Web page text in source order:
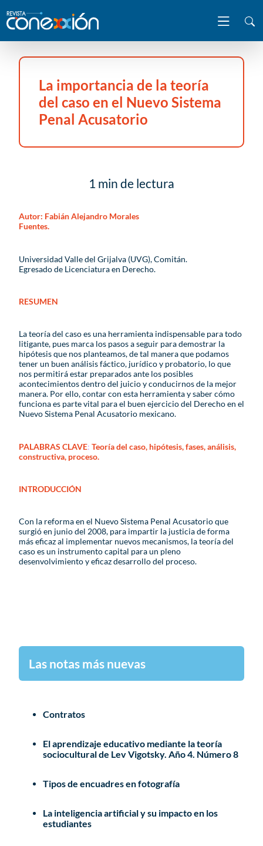
La importancia de la teoría
del caso en el Nuevo Sistema
Penal Acusatorio
1 min de lectura
Autor: Fabián Alejandro Morales
Fuentes.
Universidad Valle del Grijalva (UVG), Comitán.
Egresado de Licenciatura en Derecho.
RESUMEN
La teoría del caso es una herramienta indispensable para todo
litigante, pues marca los pasos a seguir para demostrar la
hipótesis que nos planteamos, de tal manera que podamos
tener un buen análisis fáctico, jurídico y probatorio, lo que
nos permitirá estar preparados ante los posibles
acontecimientos dentro del juicio y conducirnos de la mejor
manera. Por ello, contar con esta herramienta y saber cómo
funciona es parte vital para el buen ejercicio del Derecho en el
Nuevo Sistema Penal Acusatorio mexicano.
PALABRAS CLAVE: Teoría del caso, hipótesis, fases, análisis,
constructiva, proceso.
INTRODUCCIÓN
Con la reforma en el Nuevo Sistema Penal Acusatorio que
surgió en junio del 2008, para impartir la justicia de forma
más eficaz al implementar nuevos mecanismos, la teoría del
caso es un instrumento capital para un pleno
desenvolvimiento y eficaz desarrollo del proceso.
Las notas más nuevas
Contratos
El aprendizaje educativo mediante la teoría
sociocultural de Lev Vigotsky. Año 4. Número 8
Tipos de encuadres en fotografía
La inteligencia artificial y su impacto en los
estudiantes